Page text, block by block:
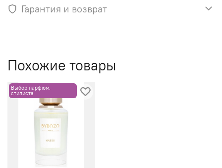
Гарантия и возврат
Похожие товары
Выбор парфюм.
стилиста